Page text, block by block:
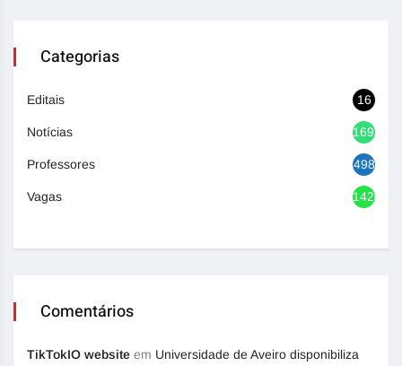
Categorias
Editais 16
Notícias 1692
Professores 498
Vagas 1420
Comentários
TikTokIO website em Universidade de Aveiro disponibiliza